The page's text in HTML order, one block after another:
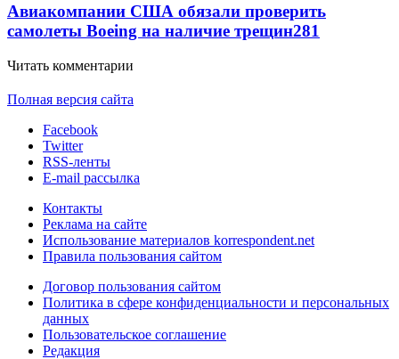
Авиакомпании США обязали проверить
самолеты Boeing на наличие трещин281
Читать комментарии
Полная версия сайта
Facebook
Twitter
RSS-ленты
E-mail рассылка
Контакты
Реклама на сайте
Использование материалов korrespondent.net
Правила пользования сайтом
Договор пользования сайтом
Политика в сфере конфиденциальности и персональных
данных
Пользовательское соглашение
Редакция